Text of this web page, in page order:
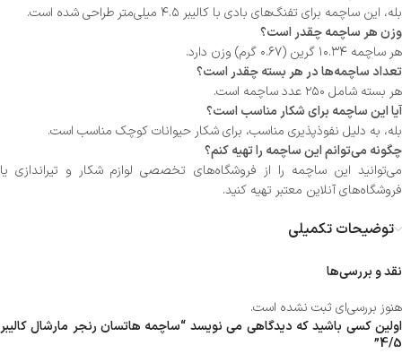
بله، این ساچمه برای تفنگ‌های بادی با کالیبر ۴.۵ میلی‌متر طراحی شده است.
وزن هر ساچمه چقدر است؟
هر ساچمه ۱۰.۳۴ گرین (۰.۶۷ گرم) وزن دارد.
تعداد ساچمه‌ها در هر بسته چقدر است؟
هر بسته شامل ۲۵۰ عدد ساچمه است.
آیا این ساچمه برای شکار مناسب است؟
بله، به دلیل نفوذپذیری مناسب، برای شکار حیوانات کوچک مناسب است.
چگونه می‌توانم این ساچمه را تهیه کنم؟
می‌توانید این ساچمه را از فروشگاه‌های تخصصی لوازم شکار و تیراندازی یا
فروشگاه‌های آنلاین معتبر تهیه کنید.
توضیحات تکمیلی
نقد و بررسی‌ها
هنوز بررسی‌ای ثبت نشده است.
اولین کسی باشید که دیدگاهی می نویسد “ساچمه هاتسان رنجر مارشال کالیبر
4/5”